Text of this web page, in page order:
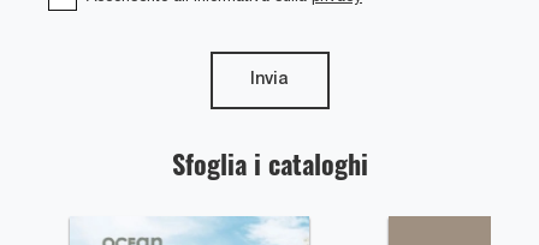
Sfoglia i cataloghi
Invia